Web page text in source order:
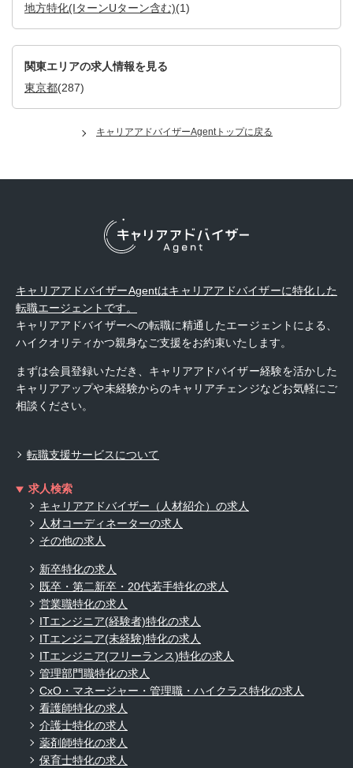
地方特化(IターンUターン含む)(1)
関東エリアの求人情報を見る
東京都(287)
キャリアアドバイザーAgentトップに戻る
キャリアアドバイザーAgentはキャリアアドバイザーに特化した
転職エージェントです。
キャリアアドバイザーへの転職に精通したエージェントによる、
ハイクオリティかつ親身なご支援をお約束いたします。
まずは会員登録いただき、キャリアアドバイザー経験を活かした
キャリアアップや未経験からのキャリアチェンジなどお気軽にご
相談ください。
転職支援サービスについて
求人検索
キャリアアドバイザー（人材紹介）の求人
人材コーディネーターの求人
その他の求人
新卒特化の求人
既卒・第二新卒・20代若手特化の求人
営業職特化の求人
ITエンジニア(経験者)特化の求人
ITエンジニア(未経験)特化の求人
ITエンジニア(フリーランス)特化の求人
管理部門職特化の求人
CxO・マネージャー・管理職・ハイクラス特化の求人
看護師特化の求人
介護士特化の求人
薬剤師特化の求人
保育士特化の求人